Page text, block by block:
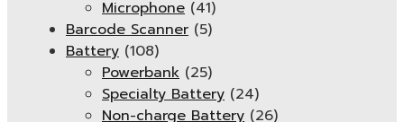
Microphone (41)
Barcode Scanner (5)
Battery (108)
Powerbank (25)
Specialty Battery (24)
Non-charge Battery (26)